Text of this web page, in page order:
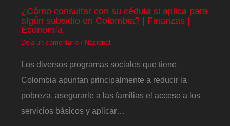
¿Cómo consultar con su cédula si aplica para
algún subsidio en Colombia? | Finanzas |
Economía
Deja un comentario / Nacional
Los diversos programas sociales que tiene
Colombia apuntan principalmente a reducir la
pobreza, asegurarle a las familias el acceso a los
servicios básicos y aplicar…